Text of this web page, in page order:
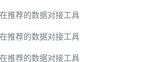
推荐的数据对接工具
推荐的数据对接工具
推荐的数据对接工具